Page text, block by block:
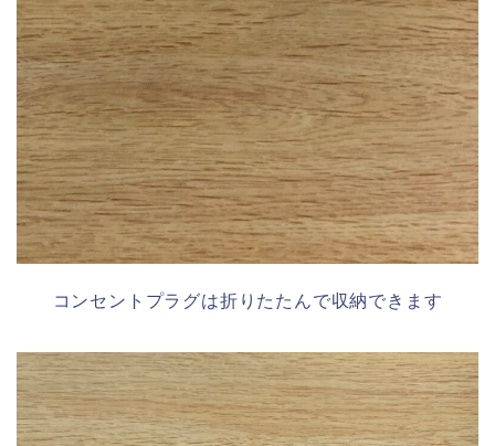
コンセントプラグは折りたたんで収納できます